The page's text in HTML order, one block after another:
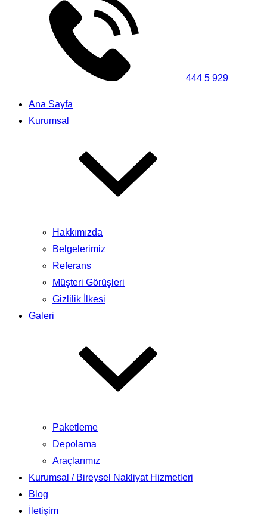
444 5 929
Ana Sayfa
Kurumsal
Hakkımızda
Belgelerimiz
Referans
Müşteri Görüşleri
Gizlilik İlkesi
Galeri
Paketleme
Depolama
Araçlarımız
Kurumsal / Bireysel Nakliyat Hizmetleri
Blog
İletişim